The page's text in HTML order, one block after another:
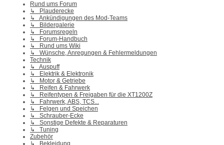
Rund ums Forum
↳ Plauderecke
↳ Ankündigungen des Mod-Teams
↳ Bildergalerie
↳ Forumsregeln
↳ Forum-Handbuch
↳ Rund ums Wiki
↳ Wünsche, Anregungen & Fehlermeldungen
Technik
↳ Auspuff
↳ Elektrik & Elektronik
↳ Motor & Getriebe
↳ Reifen & Fahrwerk
↳ Reifentypen & Freigaben für die XT1200Z
↳ Fahrwerk, ABS, TCS...
↳ Felgen und Speichen
↳ Schrauber-Ecke
↳ Sonstige Defekte & Reparaturen
↳ Tuning
Zubehör